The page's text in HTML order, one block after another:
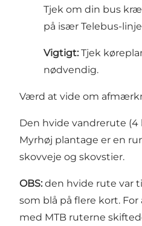
Tjek om din bus
på især Telebus-
Vigtigt: Tjek
nødvendig.
Værd at vide om
Den hvide vandrerute (4
Myrhøj plantage er en
skovveje og skovstier.
OBS: den hvide rute var
som blå på flere kort.
med MTB ruterne